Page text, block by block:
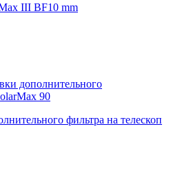
III BF10 mm
фильтра на телескоп